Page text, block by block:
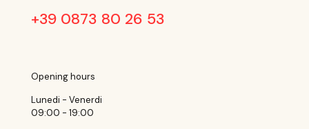
+39 0873 80 26 53
Opening hours
Lunedi - Venerdi
09:00 - 19:00